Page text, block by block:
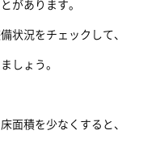
があります。
状況をチェックして、
しょう。
面積を少なくすると、